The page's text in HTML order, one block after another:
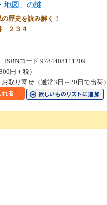
地図」の謎
歴史を読み解く！
２３４
コード 9784408111209
円＋税）
取り寄せ（通常3日～20日で出荷）